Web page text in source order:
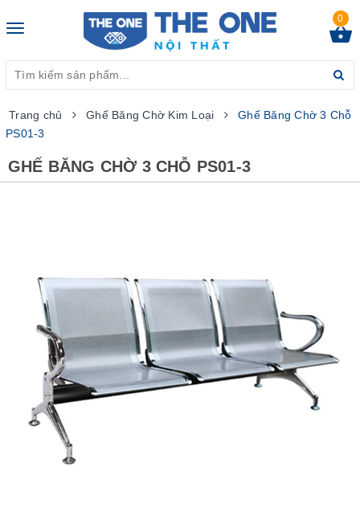
Toggle
0
Trang chủ Ghế Băng Chờ Kim Loại
Ghế Băng Chờ 3 Chỗ
PS01-3
GHẾ BĂNG CHỜ 3 CHỖ PS01-3